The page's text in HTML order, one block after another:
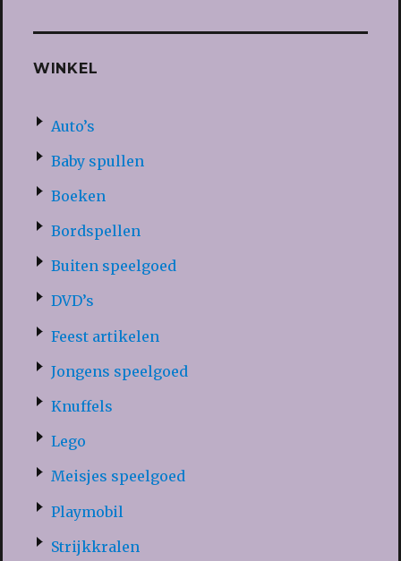
WINKEL
Auto’s
Baby spullen
Boeken
Bordspellen
Buiten speelgoed
DVD’s
Feest artikelen
Jongens speelgoed
Knuffels
Lego
Meisjes speelgoed
Playmobil
Strijkkralen